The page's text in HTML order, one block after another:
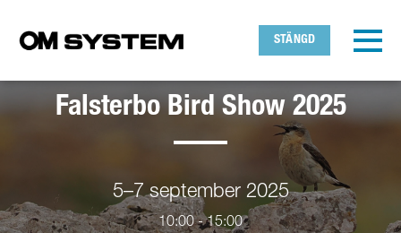
STÄNGD
OMDS
Falsterbo Bird Show 2025
5–7 september 2025
10:00 - 15:00